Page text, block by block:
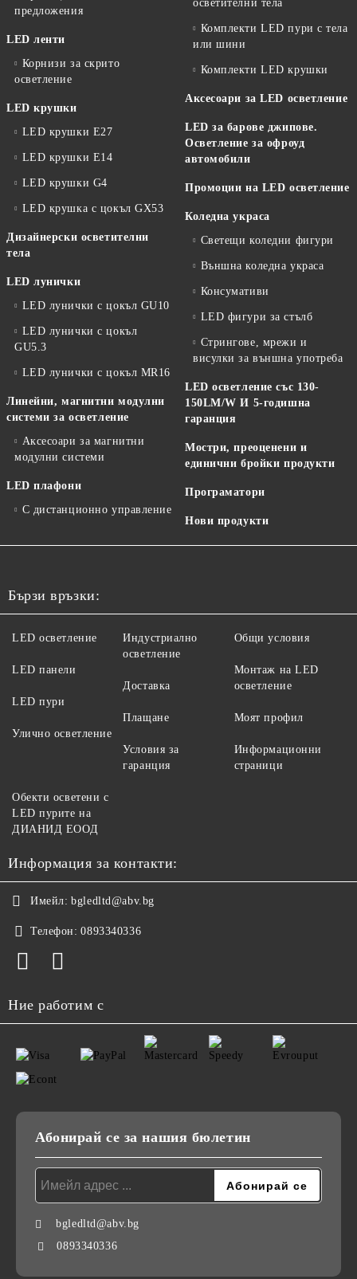
предложения
LED ленти
Корнизи за скрито
осветление
LED крушки
LED крушки E27
LED крушки E14
LED крушки G4
LED крушка с цокъл GX53
Дизайнерски осветителни
тела
LED лунички
LED лунички с цокъл GU10
LED лунички с цокъл
GU5.3
LED лунички с цокъл MR16
Линейни, магнитни модулни
системи за осветление
Аксесоари за магнитни
модулни системи
LED плафони
С дистанционно управление
осветителни тела
Комплекти LED пури с тела
или шини
Комплекти LED крушки
Аксесоари за LED осветление
LED за барове джипове.
Осветление за офроуд
автомобили
Промоции на LED осветление
Коледна украса
Светещи коледни фигури
Външна коледна украса
Консумативи
LED фигури за стълб
Стрингове, мрежи и
висулки за външна употреба
LED осветление със 130-
150LM/W И 5-годишна
гаранция
Мостри, преоценени и
единични бройки продукти
Програматори
Нови продукти
Бързи връзки:
LED осветление
LED панели
LED пури
Улично осветление
Индустриално
осветление
Доставка
Плащане
Условия за
гаранция
Общи условия
Монтаж на LED
осветление
Моят профил
Информационни
страници
Обекти осветени с
LED пурите на
ДИАНИД ЕООД
Информация за контакти:
Имейл: bgledltd@abv.bg
Телефон: 0893340336
Ние работим с
Абонирай се за нашия бюлетин
bgledltd@abv.bg
0893340336